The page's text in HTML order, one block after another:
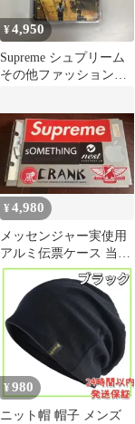
¥4,950
Supreme シュプリーム
その他ファッション小
¥4,980
メッセンジャー実使用
アルミ伝票ケース 当時
物
¥ 980
ニット帽 帽子 メンズ